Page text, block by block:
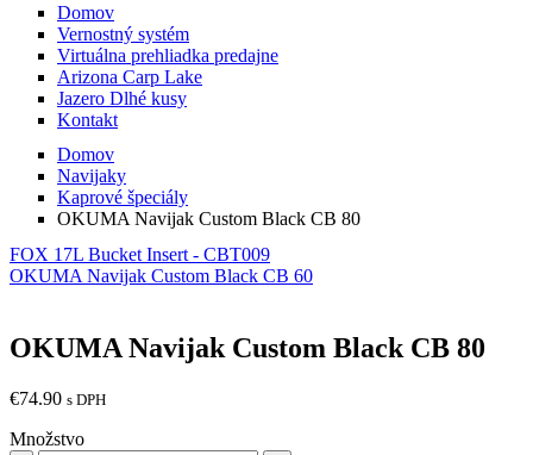
Domov
Vernostný systém
Virtuálna prehliadka predajne
Arizona Carp Lake
Jazero Dlhé kusy
Kontakt
Domov
Navijaky
Kaprové špeciály
OKUMA Navijak Custom Black CB 80
FOX 17L Bucket Insert - CBT009
OKUMA Navijak Custom Black CB 60
OKUMA Navijak Custom Black CB 80
€74.90 s DPH
Množstvo